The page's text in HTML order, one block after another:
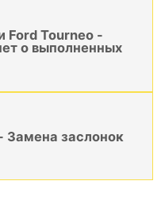
Ford Tourneo -
о выполненных
Замена заслонок